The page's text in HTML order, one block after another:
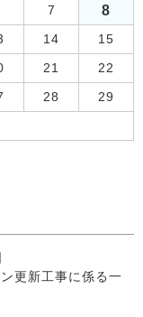
7 8
14 15
21 22
28 29
更新工事に係る一